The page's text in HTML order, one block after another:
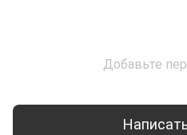
Добавьте